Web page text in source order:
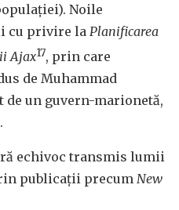
Noile
cu privire la Planificarea
Ajax17, prin care
de Muhammad
un guvern-marionetă,
echivoc transmis lumii
publicații precum New